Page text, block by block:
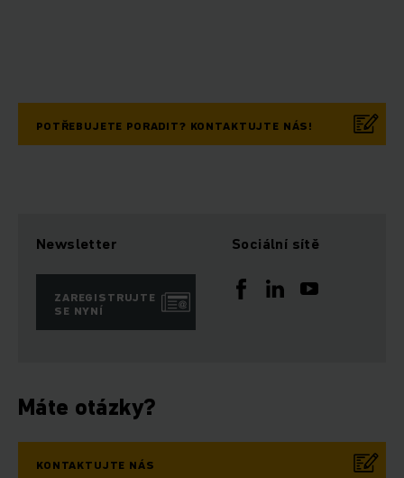
POTŘEBUJETE PORADIT? KONTAKTUJTE NÁS!
Newsletter
ZAREGISTRUJTE
SE NYNÍ
Sociální sítě
Máte otázky?
KONTAKTUJTE NÁS